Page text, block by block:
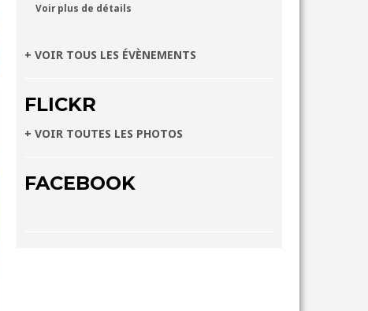
Voir plus de détails
+ VOIR TOUS LES ÉVÈNEMENTS
FLICKR
+ VOIR TOUTES LES PHOTOS
FACEBOOK